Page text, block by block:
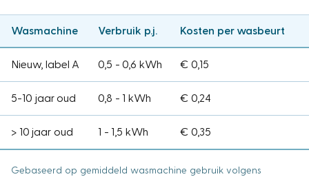
Wasmachine Verbruik p.j. Kosten per wasbeurt
Nieuw, label A 0,5 - 0,6 kWh € 0,15
5-10 jaar oud 0,8 - 1 kWh € 0,24
> 10 jaar oud 1 - 1,5 kWh € 0,35
Gebaseerd op gemiddeld wasmachine gebruik volgens